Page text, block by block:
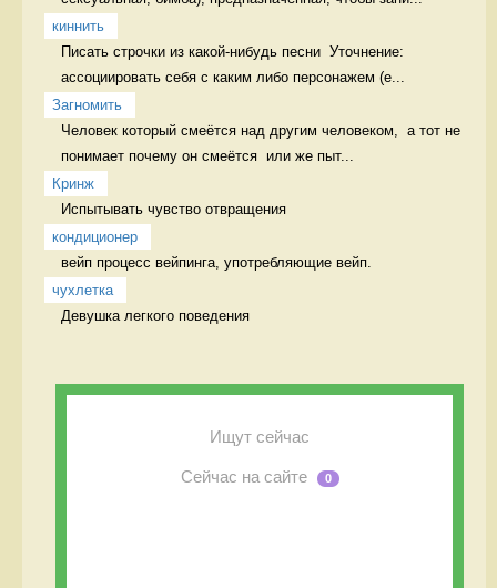
киннить
Писать строчки из какой-нибудь песни  Уточнение:
ассоциировать себя с каким либо персонажем (е...
Загномить
Человек который смеётся над другим человеком,  а тот не
понимает почему он смеётся  или же пыт...
Кринж
Испытывать чувство отвращения
кондиционер
вейп процесс вейпинга, употребляющие вейп.
чухлетка
Девушка легкого поведения
Ищут сейчас
Сейчас на сайте 0